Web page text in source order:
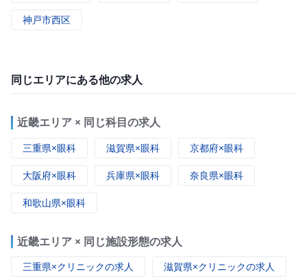
神戸市西区
同じエリアにある他の求人
近畿エリア × 同じ科目の求人
三重県×眼科 滋賀県×眼科 京都府×眼科
大阪府×眼科 兵庫県×眼科 奈良県×眼科
和歌山県×眼科
近畿エリア × 同じ施設形態の求人
三重県×クリニックの求人 滋賀県×クリニックの求人